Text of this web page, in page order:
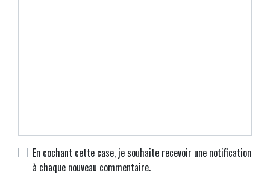
En cochant cette case, je souhaite recevoir une notification
à chaque nouveau commentaire.